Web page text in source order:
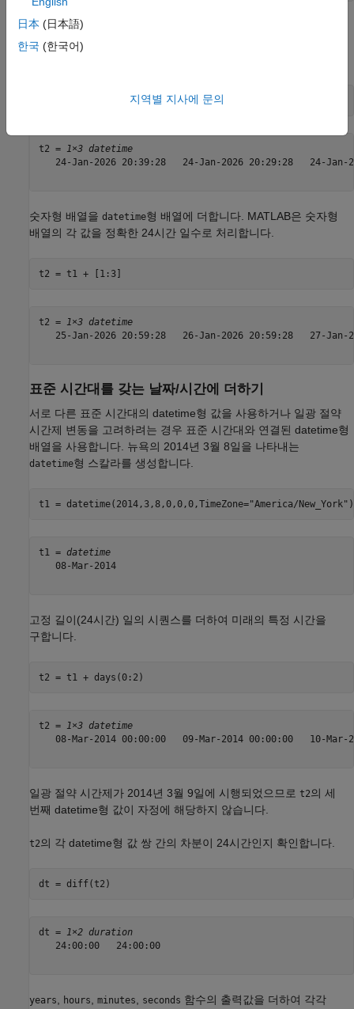
diff는 정확한 시간, 분, 초 숫자 값으로 기간을 반환합니다.
t2 = t1 - minutes(20:10:40)
t2 =
1×3 datetime
24-Jan-2026 20:39:28   24-Jan-2026 20:29:28   24-Jan-
숫자형 배열을 datetime형 배열에 더합니다. MATLAB은 숫자형
배열의 각 값을 정확한 24시간 일수로 처리합니다.
t2 = t1 + [1:3]
t2 =
1×3 datetime
25-Jan-2026 20:59:28   26-Jan-2026 20:59:28   27-Jan-
표준 시간대를 갖는 날짜/시간에 더하기
서로 다른 표준 시간대의 datetime형 값을 사용하거나 일광 절약
시간제 변동을 고려하려는 경우 표준 시간대와 연결된 datetime형
배열을 사용합니다. 뉴욕의 2014년 3월 8일을 나타내는
datetime형 스칼라를 생성합니다.
t1 = datetime(2014,3,8,0,0,0,TimeZone="America/New_York" )
t1 = datetime
   08-Mar-2014
고정 길이(24시간) 일의 시퀀스를 더하여 미래의 특정 시간을
구합니다.
t2 = t1 + days(0:2)
t2 = 1×3 datetime
08-Mar-2014 00:00:00   09-Mar-2014 00:00:00   10-Mar-
일광 절약 시간제가 2014년 3월 9일에 시행되었으므로 t2의 세
번째 datetime형 값이 자정에 해당하지 않습니다.
t2의 각 datetime형 값 쌍 간의 차분이 24시간인지 확인합니다.
dt = diff(t2)
dt = 1×2 duration
   24:00:00   24:00:00
years, hours, minutes, seconds 함수의 출력값을 더하여 각각
日本 (日本語)
한국 (한국어)
지역별 지사에 문의